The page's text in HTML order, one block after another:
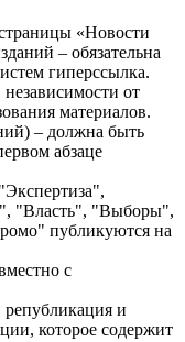
«Новости
– обязательна
гиперссылка.
от
материалов.
– должна быть
абзаце
"Власть", "Выборы",
публикуются на
с
и
которое содержит